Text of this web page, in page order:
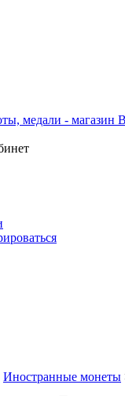
Иностранные монеты